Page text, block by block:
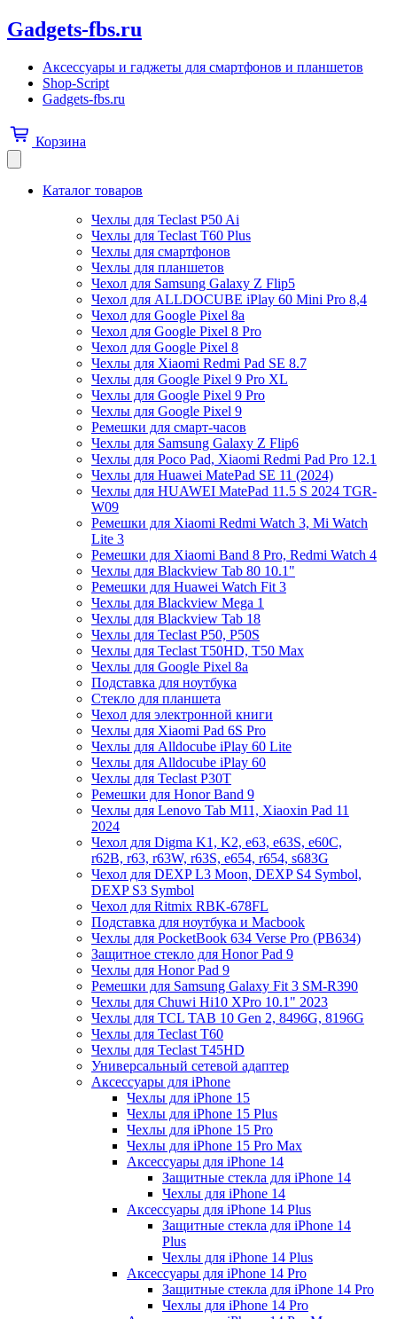
Gadgets-fbs.ru
Аксессуары и гаджеты для смартфонов и планшетов
Shop-Script
Gadgets-fbs.ru
Корзина
Каталог товаров
Чехлы для Teclast P50 Ai
Чехлы для Teclast T60 Plus
Чехлы для смартфонов
Чехлы для планшетов
Чехол для Samsung Galaxy Z Flip5
Чехол для ALLDOCUBE iPlay 60 Mini Pro 8,4
Чехол для Google Pixel 8a
Чехол для Google Pixel 8 Pro
Чехол для Google Pixel 8
Чехлы для Xiaomi Redmi Pad SE 8.7
Чехлы для Google Pixel 9 Pro XL
Чехлы для Google Pixel 9 Pro
Чехлы для Google Pixel 9
Ремешки для смарт-часов
Чехлы для Samsung Galaxy Z Flip6
Чехлы для Poco Pad, Xiaomi Redmi Pad Pro 12.1
Чехлы для Huawei MatePad SE 11 (2024)
Чехлы для HUAWEI MatePad 11.5 S 2024 TGR-
W09
Ремешки для Xiaomi Redmi Watch 3, Mi Watch
Lite 3
Ремешки для Xiaomi Band 8 Pro, Redmi Watch 4
Чехлы для Blackview Tab 80 10.1"
Ремешки для Huawei Watch Fit 3
Чехлы для Blackview Mega 1
Чехлы для Blackview Tab 18
Чехлы для Teclast P50, P50S
Чехлы для Teclast T50HD, T50 Max
Чехлы для Google Pixel 8a
Подставка для ноутбука
Стекло для планшета
Чехол для электронной книги
Чехлы для Xiaomi Pad 6S Pro
Чехлы для Alldocube iPlay 60 Lite
Чехлы для Alldocube iPlay 60
Чехлы для Teclast P30T
Ремешки для Honor Band 9
Чехлы для Lenovo Tab M11, Xiaoxin Pad 11
2024
Чехол для Digma K1, K2, e63, e63S, e60C,
r62B, r63, r63W, r63S, e654, r654, s683G
Чехол для DEXP L3 Moon, DEXP S4 Symbol,
DEXP S3 Symbol
Чехол для Ritmix RBK-678FL
Подставка для ноутбука и Macbook
Чехлы для PocketBook 634 Verse Pro (PB634)
Защитное стекло для Honor Pad 9
Чехлы для Honor Pad 9
Ремешки для Samsung Galaxy Fit 3 SM-R390
Чехлы для Chuwi Hi10 XPro 10.1" 2023
Чехлы для TCL TAB 10 Gen 2, 8496G, 8196G
Чехлы для Teclast T60
Чехлы для Teclast T45HD
Универсальный сетевой адаптер
Аксессуары для iPhone
Чехлы для iPhone 15
Чехлы для iPhone 15 Plus
Чехлы для iPhone 15 Pro
Чехлы для iPhone 15 Pro Max
Аксессуары для iPhone 14
Защитные стекла для iPhone 14
Чехлы для iPhone 14
Аксессуары для iPhone 14 Plus
Защитные стекла для iPhone 14
Plus
Чехлы для iPhone 14 Plus
Аксессуары для iPhone 14 Pro
Защитные стекла для iPhone 14 Pro
Чехлы для iPhone 14 Pro